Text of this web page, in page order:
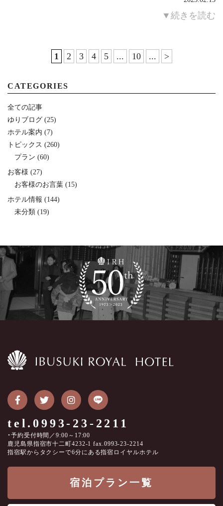
▼続きを読む
1 2 3 4 5 ... 10 ... >
CATEGORIES
全ての記事
ゆりブログ (25)
ホテル案内 (7)
トピックス (260)
プラン (60)
お客様 (27)
お客様のお言葉 (15)
ホテル情報 (144)
未分類 (19)
tel.0993-23-2211
・予約受付時間／9:00～17:00
鹿児島県指宿市十二町4232-1 fax.0993-23-2214
指宿駅からタクシーで6分にある指宿ロイヤルホテル
宿泊プラン一覧